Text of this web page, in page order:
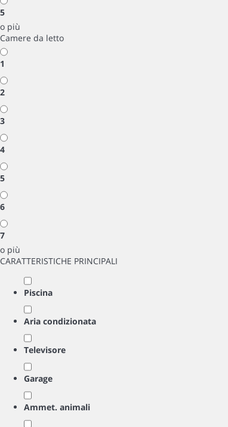
5
o più
Camere da letto
1
2
3
4
5
6
7
o più
CARATTERISTICHE PRINCIPALI
Piscina
Aria condizionata
Televisore
Garage
Ammet. animali